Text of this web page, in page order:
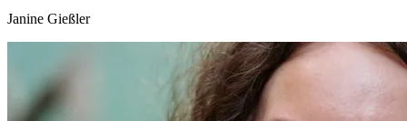
Janine Gießler